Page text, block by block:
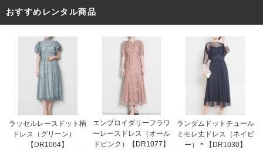
おすすめレンタル商品
ラッセルレースドット柄
ドレス（グリーン）
【DR1064】
エンブロイダリーフラワ
ーレースドレス（オール
ドピンク）【DR1077】
ランダムドットチュール
ミモレ丈ドレス（ネイビ
ー）＊【DR1030】